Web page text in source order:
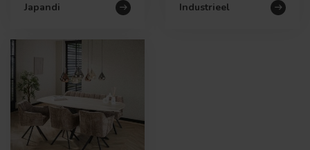
Japandi Industrieel